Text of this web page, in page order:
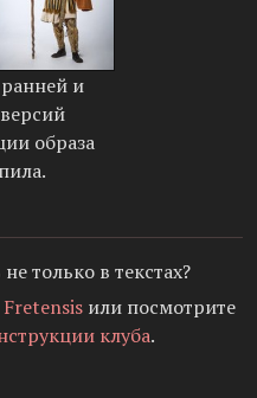
и
образа
только в текстах?
или посмотрите
клуба.